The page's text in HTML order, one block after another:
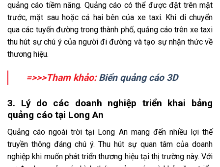
quảng cáo tiềm năng. Quảng cáo có thể được đặt trên mặt
trước, mặt sau hoặc cả hai bên của xe taxi. Khi di chuyển
qua các tuyến đường trong thành phố, quảng cáo trên xe taxi
thu hút sự chú ý của người đi đường và tạo sự nhận thức về
thương hiệu.
=>>>Tham khảo:Biển quảng cáo 3D
3. Lý do các doanh nghiệp triển khai bảng
quảng cáo tại Long An
Quảng cáo ngoài trời tại Long An mang đến nhiều lợi thế
truyền thông đáng chú ý. Thu hút sự quan tâm của doanh
nghiệp khi muốn phát triển thương hiệu tại thị trường này. Với